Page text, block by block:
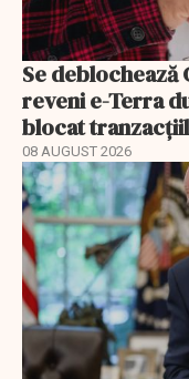
Se deblochează
reveni e-Terra
blocat
08 AUGUST 2026